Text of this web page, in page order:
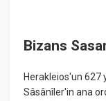
Bizans
Herakleios'un 627
Sâsânîler'in ana